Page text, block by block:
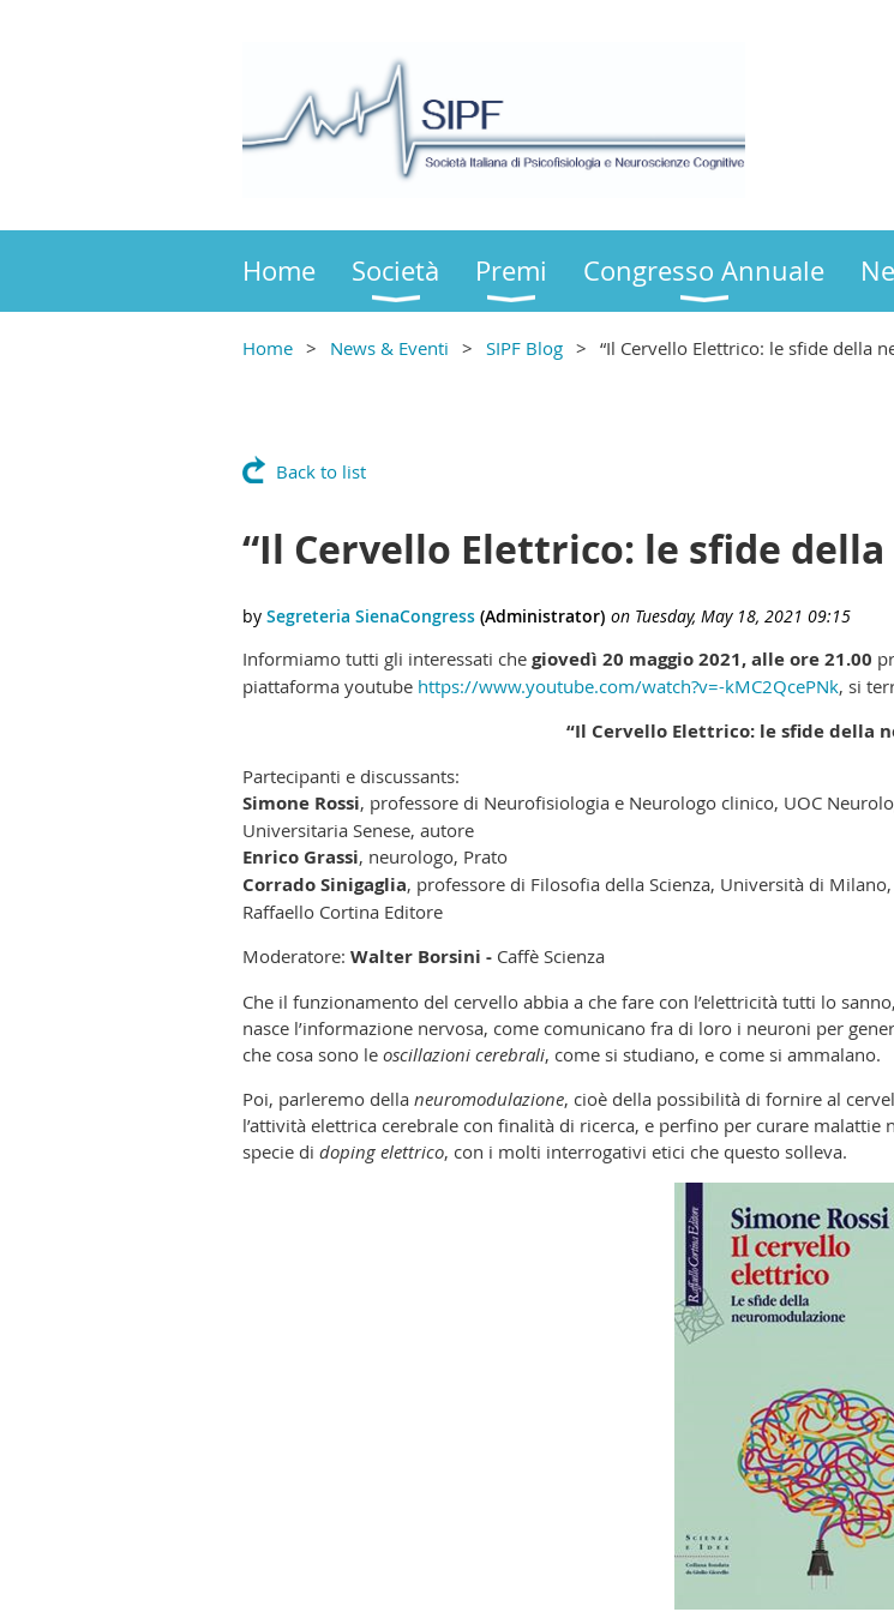
Home Società Premi Congresso Annuale
Home News & Eventi SIPF Blog “Il Cervello Elettrico: le sfide della
Back to list
“Il Cervello Elettrico: le sfide
Informiamo tutti gli interessati che giovedì 20 maggio 2021, alle ore 21.00
piattaforma youtube https://www.youtube.com/watch?v=-kMC2QcePNk, si
“Il Cervello Elettrico: le sfide della
Partecipanti e discussants:
Simone Rossi, professore di Neurofisiologia e Neurologo clinico, UOC
Universitaria Senese, autore
Enrico Grassi, neurologo, Prato
Corrado Sinigaglia, professore di Filosofia della Scienza, Università di
Raffaello Cortina Editore
Moderatore: Walter Borsini - Caffè Scienza
Che il funzionamento del cervello abbia a che fare con l’elettricità tutti lo
nasce l’informazione nervosa, come comunicano fra di loro i neuroni per
che cosa sono le oscillazioni cerebrali, come si studiano, e come si ammalano.
Poi, parleremo della neuromodulazione, cioè della possibilità di fornire al
l’attività elettrica cerebrale con finalità di ricerca, e perfino per curare
specie di doping elettrico, con i molti interrogativi etici che questo solleva.